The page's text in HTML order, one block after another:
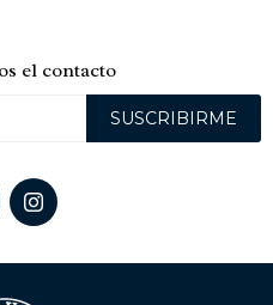
el contacto
SUSCRIBIRME
